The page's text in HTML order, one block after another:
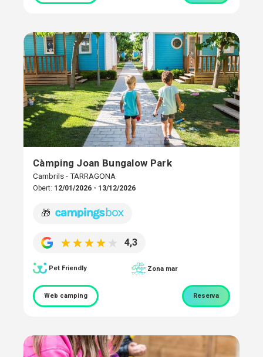
Càmping Joan Bungalow Park
Cambrils - TARRAGONA
Obert: 12/01/2026 - 13/12/2026
🎁
4,3
Pet Friendly Zona mar
Web camping Reserva